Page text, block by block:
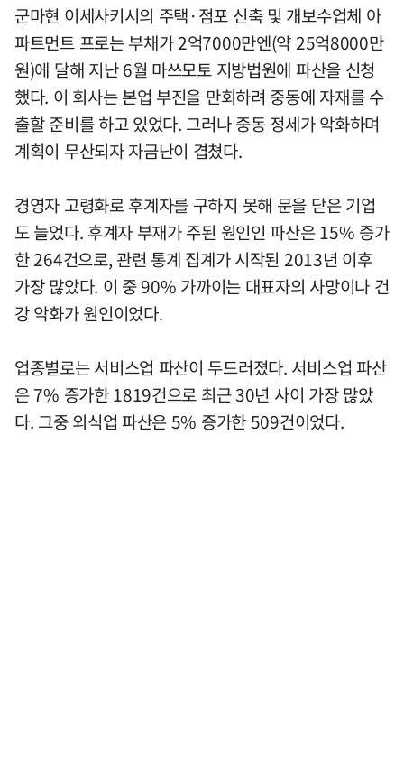
군마현 이세사키시의 주택·점포 신축 및 개보수업체 아
파트먼트 프로는 부채가 2억7000만엔(약 25억8000만
원)에 달해 지난 6월 마쓰모토 지방법원에 파산을 신청
했다. 이 회사는 본업 부진을 만회하려 중동에 자재를 수
출할 준비를 하고 있었다. 그러나 중동 정세가 악화하며
계획이 무산되자 자금난이 겹쳤다.
경영자 고령화로 후계자를 구하지 못해 문을 닫은 기업
도 늘었다. 후계자 부재가 주된 원인인 파산은 15% 증가
한 264건으로, 관련 통계 집계가 시작된 2013년 이후
가장 많았다. 이 중 90% 가까이는 대표자의 사망이나 건
강 악화가 원인이었다.
업종별로는 서비스업 파산이 두드러졌다. 서비스업 파산
은 7% 증가한 1819건으로 최근 30년 사이 가장 많았
다. 그중 외식업 파산은 5% 증가한 509건이었다.